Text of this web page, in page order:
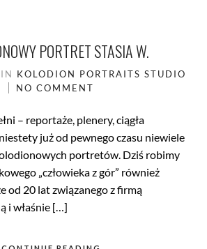
PORTRET STASIA W.
IN KOLODION PORTRAITS STUDIO
NO COMMENT
– reportaże, plenery, ciągła
już od pewnego czasu niewiele
portretów. Dziś robimy
„człowieka z gór” również
od 20 lat związanego z firmą
i właśnie […]